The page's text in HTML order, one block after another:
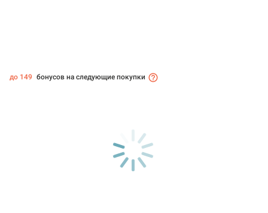
до 149 бонусов на следующие покупки